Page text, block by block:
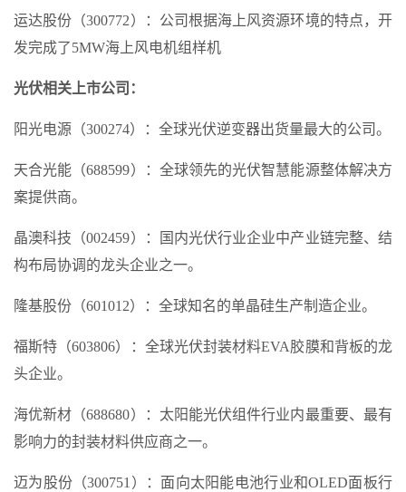
运达股份（300772）：公司根据海上风资源环境的特点，开
发完成了5MW海上风电机组样机
光伏相关上市公司：
阳光电源（300274）：全球光伏逆变器出货量最大的公司。
天合光能（688599）：全球领先的光伏智慧能源整体解决方
案提供商。
晶澳科技（002459）：国内光伏行业企业中产业链完整、结
构布局协调的龙头企业之一。
隆基股份（601012）：全球知名的单晶硅生产制造企业。
福斯特（603806）：全球光伏封装材料EVA胶膜和背板的龙
头企业。
海优新材（688680）：太阳能光伏组件行业内最重要、最有
影响力的封装材料供应商之一。
迈为股份（300751）：面向太阳能电池行业和OLED面板行